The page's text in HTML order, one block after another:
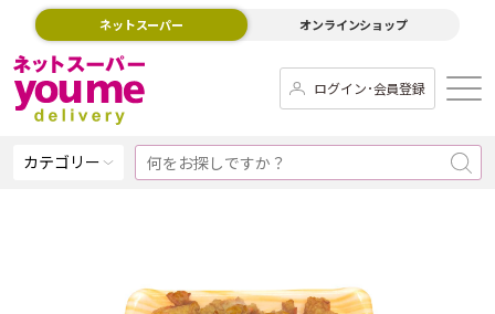
ネットスーパー オンラインショップ
ログイン･会員登録
カテゴリー